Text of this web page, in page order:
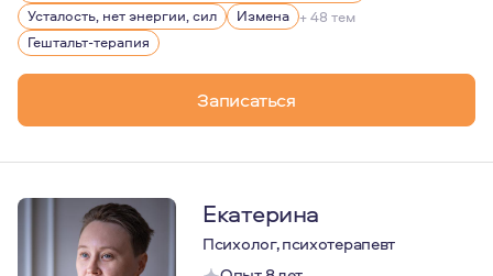
Усталость, нет энергии, сил
Измена + 48 тем
Гештальт-терапия
Записаться
Екатерина
Психолог, психотерапевт